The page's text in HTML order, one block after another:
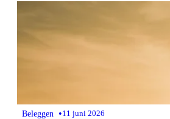
Beleggen •11 juni 2026